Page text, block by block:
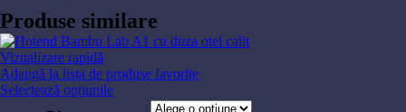
Produse similare
Vizualizare rapidă
Adaugă la lista de produse favorite
Selectează opțiunile